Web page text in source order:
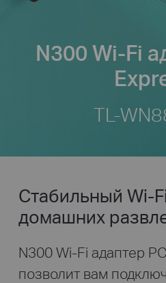
N300 Wi-Fi
TL-
Стабильный Wi-
домашних
N300 Wi-Fi адаптер
позволит вам